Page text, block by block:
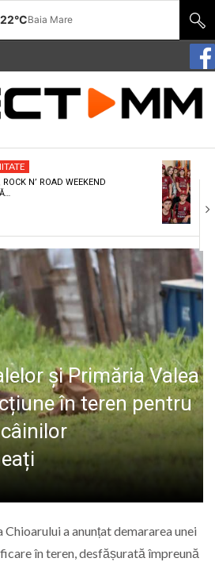
22°CBaia Mare
N’ ROAD WEEKEND
și Primăria Valea
în teren pentru
a anunțat demararea unei
în teren, desfășurată împreună